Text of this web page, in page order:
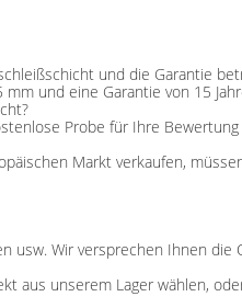
und die Garantie
und eine Garantie von 15
Probe für Ihre
Markt verkaufen,
usw. Wir versprechen Ihnen
aus unserem Lager wählen,